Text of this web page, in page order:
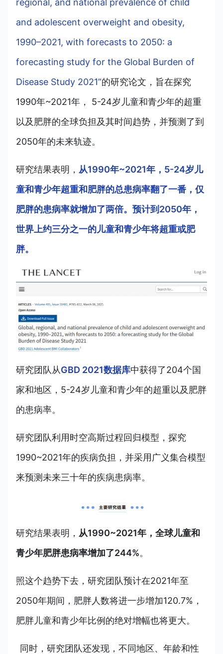
regional, and national prevalence of child
and adolescent overweight and obesity,
1990–2021, with forecasts to 2050: a
forecasting study for the Global Burden of
Disease Study 2021”的研究论文，旨在探究
1990年~2021年， 5-24岁儿童和青少年的超重
以及肥胖的全球负担及其时间趋势，并预测了到
2050年的未来轨迹。
研究结果表明， 从1990年~2021年，5-24岁儿
童和青少年超重和肥胖的总患病率翻了一番，仅
肥胖的患病率就增加了两倍。预计到2050年，
世界上约三分之一的儿童和青少年将超重或肥
胖。
研究团队从GBD 2021数据库中获得了204个国
家和地区，5-24岁儿童和青少年的超重以及肥胖
的患病率。
研究团队利用时空高斯过程回归模型，探究
1990~2021年的疾病负担，并采用广义集合模型
来预测未来三十年的疾病患病率。
研究结果表明， 从1990~2021年，全球儿童和
青少年肥胖患病率增加了244%。
照这个趋势下去，研究团队预计在2021年至
2050年期间，肥胖人数将进一步增加120.7%，
肥胖儿童和青少年比例的绝对增幅也将更大。
同时，研究团队还发现，不同地区、年龄和性